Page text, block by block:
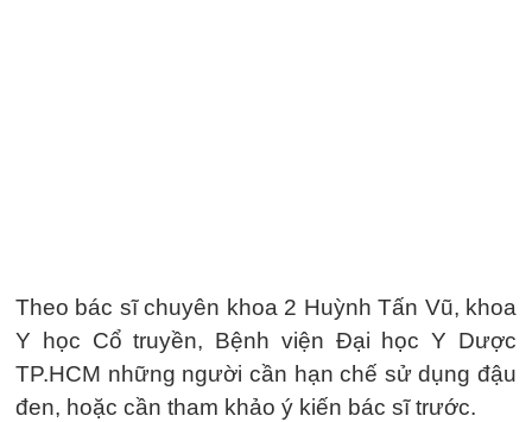
Theo bác sĩ chuyên khoa 2 Huỳnh Tấn Vũ, khoa
Y học Cổ truyền, Bệnh viện Đại học Y Dược
TP.HCM những người cần hạn chế sử dụng đậu
đen, hoặc cần tham khảo ý kiến bác sĩ trước.